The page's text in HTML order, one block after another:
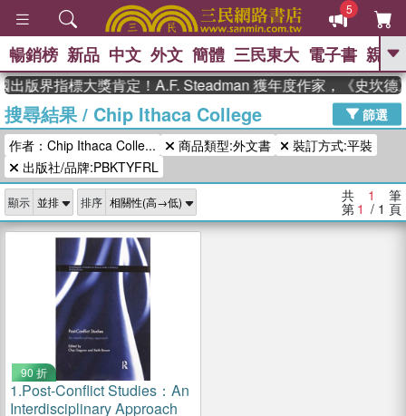
5
GO
熱搜： 東野圭吾 高希均教授回憶錄
、 The Odyssey 、 父親節 、 如果歷
史是一群喵 、 暑期推薦 、 國際布克
登輝時代 、 數學女孩：黎曼猜想 、
偉大的迷走神經
暢銷榜 新品 中文 外文 簡體 三民東大 電子書 親子
出版界指標大獎肯定！A.F. Steadman 獲年度作家，《史坎德
搜尋結果/ Chip Ithaca College
篩選
作者：Chip Ithaca Colle...
商品類型:外文書
裝訂方式:平裝
出版社/品牌:PBKTYFRL
顯示 排序 共 1 筆
第 1 / 1 頁
90 折
1.Post-Conflict Studies：An
Interdisciplinary Approach